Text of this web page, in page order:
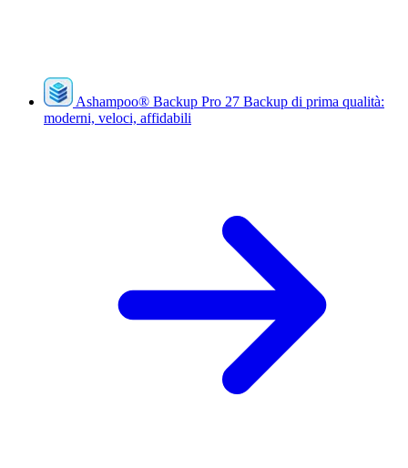
Ashampoo® Backup Pro 27 Backup di prima qualità:
moderni, veloci, affidabili